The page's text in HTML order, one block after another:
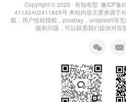
Copyright © 2025 · 有知有型 豫ICP备
41132402411825号本站内容主要来源于
载，用户投稿授权，pixabay，unsplash等
版权问题，可以联系我们提供对应